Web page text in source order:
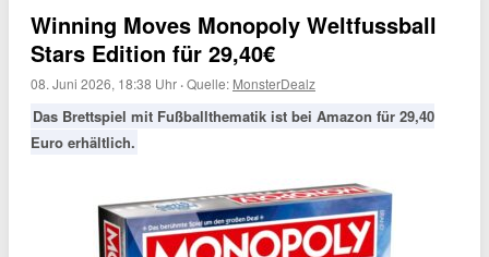
Winning Moves Monopoly Weltfussball
Stars Edition für 29,40€
08. Juni 2026, 18:38 Uhr ·Quelle: MonsterDealz
Das Brettspiel mit Fußballthematik ist bei Amazon für 29,40
Euro erhältlich.